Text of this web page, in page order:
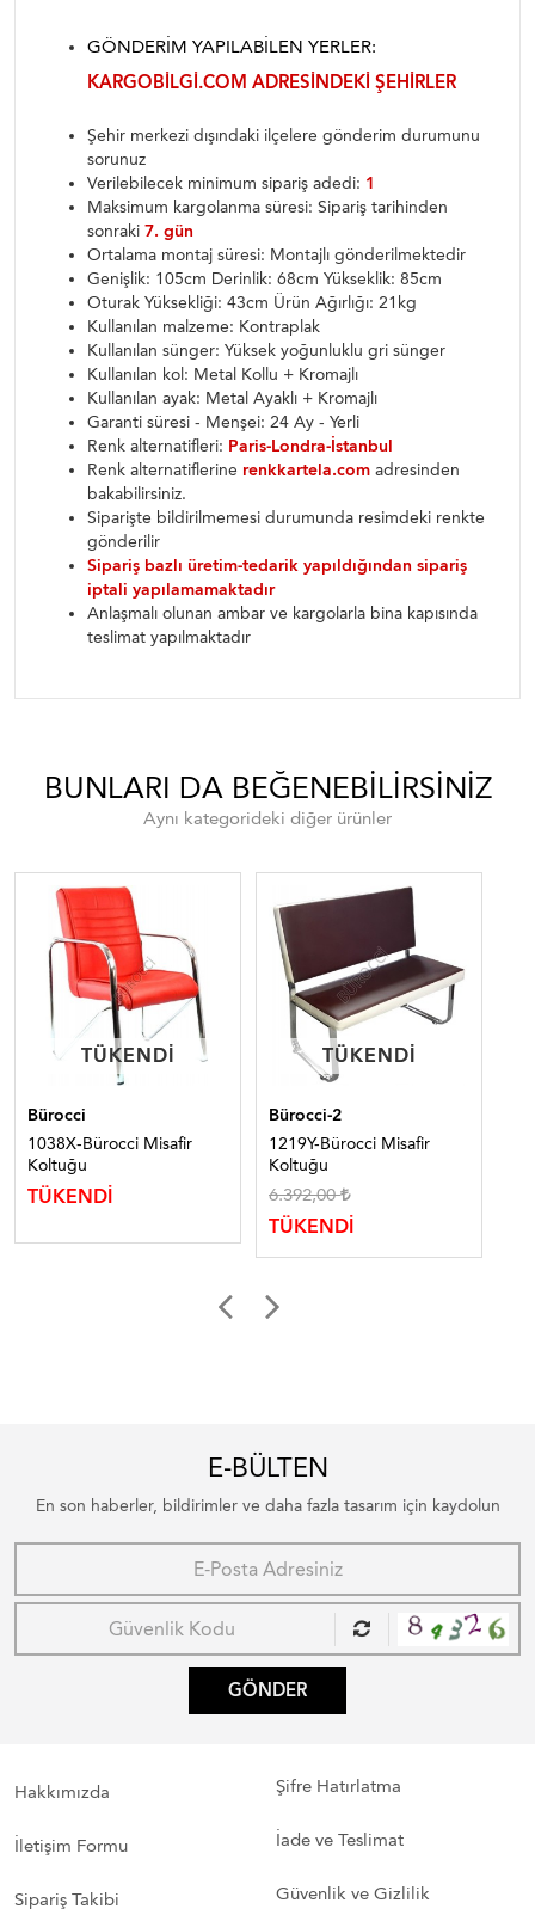
GÖNDERIM YAPILABILEN YERLER:
KARGOBILGI.COM ADRESINDEKI ŞEHIRLER
Şehir merkezi dışındaki ilçelere gönderim durumunu
sorunuz
Verilebilecek minimum sipariş adedi: 1
Maksimum kargolanma süresi: Sipariş tarihinden
sonraki 7. gün
Ortalama montaj süresi: Montajlı gönderilmektedir
Genişlik: 105cm Derinlik: 68cm Yükseklik: 85cm
Oturak Yüksekliği: 43cm Ürün Ağırlığı: 21kg
Kullanılan malzeme: Kontraplak
Kullanılan sünger: Yüksek yoğunluklu gri sünger
Kullanılan kol: Metal Kollu + Kromajlı
Kullanılan ayak: Metal Ayaklı + Kromajlı
Garanti süresi - Menşei: 24 Ay - Yerli
Renk alternatifleri: Paris-Londra-İstanbul
Renk alternatiflerine renkkartela.com adresinden
bakabilirsiniz.
Siparişte bildirilmemesi durumunda resimdeki renkte
gönderilir
Sipariş bazlı üretim-tedarik yapıldığından sipariş
iptali yapılamamaktadır
Anlaşmalı olunan ambar ve kargolarla bina kapısında
teslimat yapılmaktadır
BUNLARI DA BEĞENEBILIRSINIZ
Aynı kategorideki diğer ürünler
TÜKENDI
TÜKENDI
Bürocci
1038X-Bürocci Misafir
Koltuğu
TÜKENDİ
TÜKENDI
TÜKENDI
Bürocci-2
1219Y-Bürocci Misafir
Koltuğu
6.392,00
TÜKENDİ
E-BÜLTEN
En son haberler, bildirimler ve daha fazla tasarım için kaydolun
GÖNDER
Hakkımızda
İletişim Formu
Sipariş Takibi
Şifre Hatırlatma
İade ve Teslimat
Güvenlik ve Gizlilik